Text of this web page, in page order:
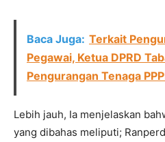
Baca Juga: Terkait
Pegawai, Ketua DPRD
Pengurangan Tenaga
Lebih jauh, Ia menjelaskan
yang dibahas meliputi;